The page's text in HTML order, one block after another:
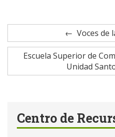
Voces de
Escuela Superior de
Unidad
Centro de